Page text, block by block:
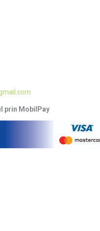
prin MobilPay